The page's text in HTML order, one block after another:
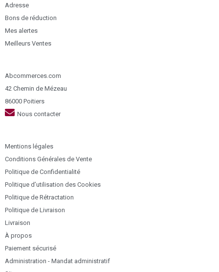
Adresse
Bons de réduction
Mes alertes
Meilleurs Ventes
Abcommerces.com
42 Chemin de Mézeau
86000 Poitiers
Nous contacter
Mentions légales
Conditions Générales de Vente
Politique de Confidentialité
Politique d’utilisation des Cookies
Politique de Rétractation
Politique de Livraison
Livraison
À propos
Paiement sécurisé
Administration - Mandat administratif